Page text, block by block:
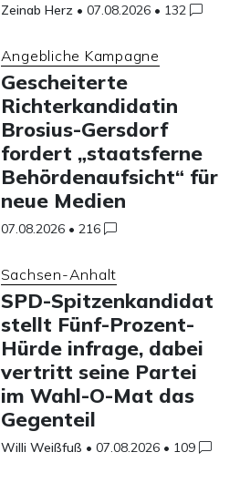
Zeinab Herz • 07.08.2026 • 132
Angebliche Kampagne
Gescheiterte
Richterkandidatin
Brosius-Gersdorf
fordert „staatsferne
Behördenaufsicht“ für
neue Medien
07.08.2026 • 216
Sachsen-Anhalt
SPD-Spitzenkandidat
stellt Fünf-Prozent-
Hürde infrage, dabei
vertritt seine Partei
im Wahl-O-Mat das
Gegenteil
Willi Weißfuß • 07.08.2026 • 109